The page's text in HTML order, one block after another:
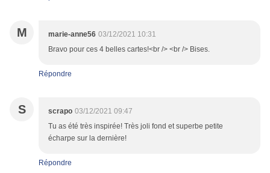
M marie-anne56 03/12/2021 10:31
Bravo pour ces 4 belles cartes!<br /> <br /> Bises.
Répondre
S scrapo 03/12/2021 09:47
Tu as été très inspirée! Très joli fond et superbe petite
écharpe sur la dernière!
Répondre